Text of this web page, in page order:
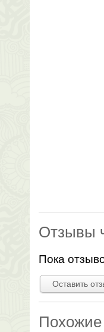
Отзывы
Пока
Оставить
Похожие